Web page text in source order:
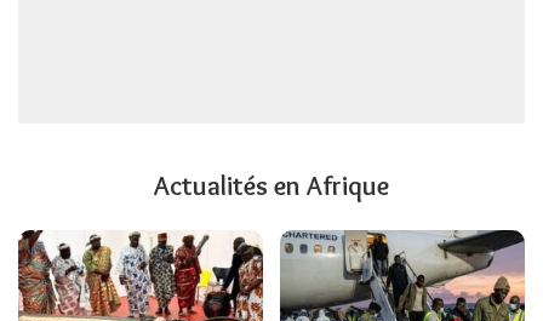
Actualités en Afrique